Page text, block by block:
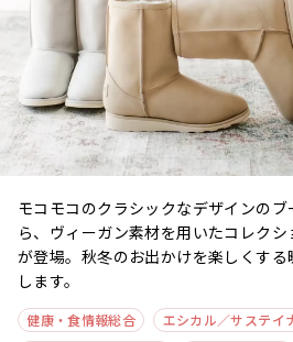
モコモコのクラシックなデザインの
ら、ヴィーガン素材を用いたコレクシ
が登場。秋冬のお出かけを楽しくす
します。
健康・食情報総合
エシカル／サステイ